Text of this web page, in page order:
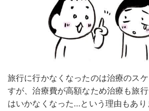
旅行に行かなくなったのは治療のス
すが、治療費が高額なため治療も旅
はいかなくなった…という理由もあり